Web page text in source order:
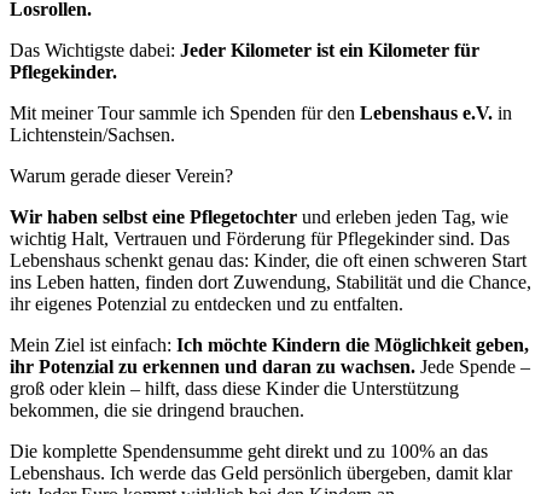
Losrollen.
Das Wichtigste dabei: Jeder Kilometer ist ein Kilometer für
Pflegekinder.
Mit meiner Tour sammle ich Spenden für den Lebenshaus e.V. in
Lichtenstein/Sachsen.
Warum gerade dieser Verein?
Wir haben selbst eine Pflegetochter und erleben jeden Tag, wie
wichtig Halt, Vertrauen und Förderung für Pflegekinder sind. Das
Lebenshaus schenkt genau das: Kinder, die oft einen schweren Start
ins Leben hatten, finden dort Zuwendung, Stabilität und die Chance,
ihr eigenes Potenzial zu entdecken und zu entfalten.
Mein Ziel ist einfach: Ich möchte Kindern die Möglichkeit geben,
ihr Potenzial zu erkennen und daran zu wachsen. Jede Spende –
groß oder klein – hilft, dass diese Kinder die Unterstützung
bekommen, die sie dringend brauchen.
Die komplette Spendensumme geht direkt und zu 100% an das
Lebenshaus. Ich werde das Geld persönlich übergeben, damit klar